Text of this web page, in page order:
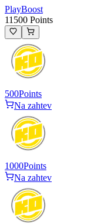
PlayBoost
11500 Points
500Points
Na zahtev
1000Points
Na zahtev